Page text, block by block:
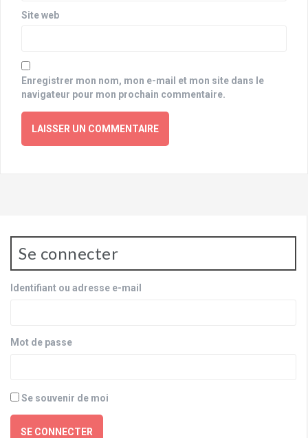
Site web
Enregistrer mon nom, mon e-mail et mon site dans le
navigateur pour mon prochain commentaire.
Se connecter
Identifiant ou adresse e-mail
Mot de passe
Se souvenir de moi
SE CONNECTER